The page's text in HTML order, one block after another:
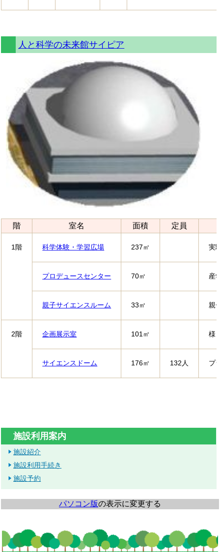
人と科学の未来館サイピア
階 室名 面積 定員
1階 科学体験・学習広場 237㎡ 実
プロデュースセンター 70㎡ 産
親子サイエンスルーム 33㎡ 親
2階 企画展示室 101㎡ 様
サイエンスドーム 176㎡ 132人 プ
施設利用案内
施設紹介
施設利用手続き
施設予約
パソコン版の表示に変更する